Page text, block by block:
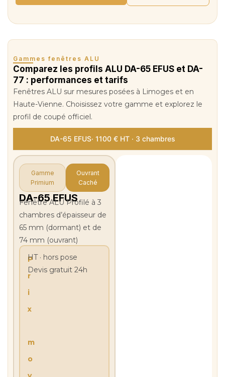
Gammes fenêtres ALU
Comparez les profils ALU DA-65 EFUS et DA-
77 : performances et tarifs
Fenêtres ALU sur mesures posées à Limoges et en
Haute-Vienne. Choisissez votre gamme et explorez le
profil de coupé officiel.
DA-65 EFUS· 1100 € HT · 3 chambres
Gamme
Primium
Ouvrant
Caché
DA-65 EFUS
Fenêtre ALU Profilé à 3
chambres d’épaisseur de
65 mm (dormant) et de
74 mm (ouvrant)
P
r
i
x
m
o
HT · hors pose
Devis gratuit 24h